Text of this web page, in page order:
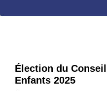
Élection du
Enfants 2025